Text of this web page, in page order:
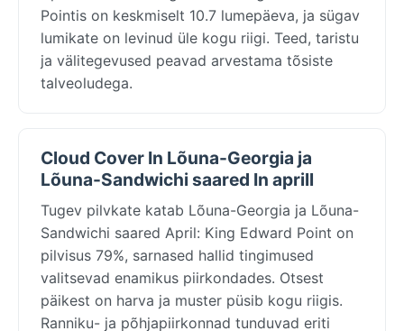
Pointis on keskmiselt 10.7 lumepäeva, ja sügav
lumikate on levinud üle kogu riigi. Teed, taristu
ja välitegevused peavad arvestama tõsiste
talveoludega.
Cloud Cover In Lõuna-Georgia ja
Lõuna-Sandwichi saared In aprill
Tugev pilvkate katab Lõuna-Georgia ja Lõuna-
Sandwichi saared April: King Edward Point on
pilvisus 79%, sarnased hallid tingimused
valitsevad enamikus piirkondades. Otsest
päikest on harva ja muster püsib kogu riigis.
Ranniku- ja põhjapiirkonnad tunduvad eriti